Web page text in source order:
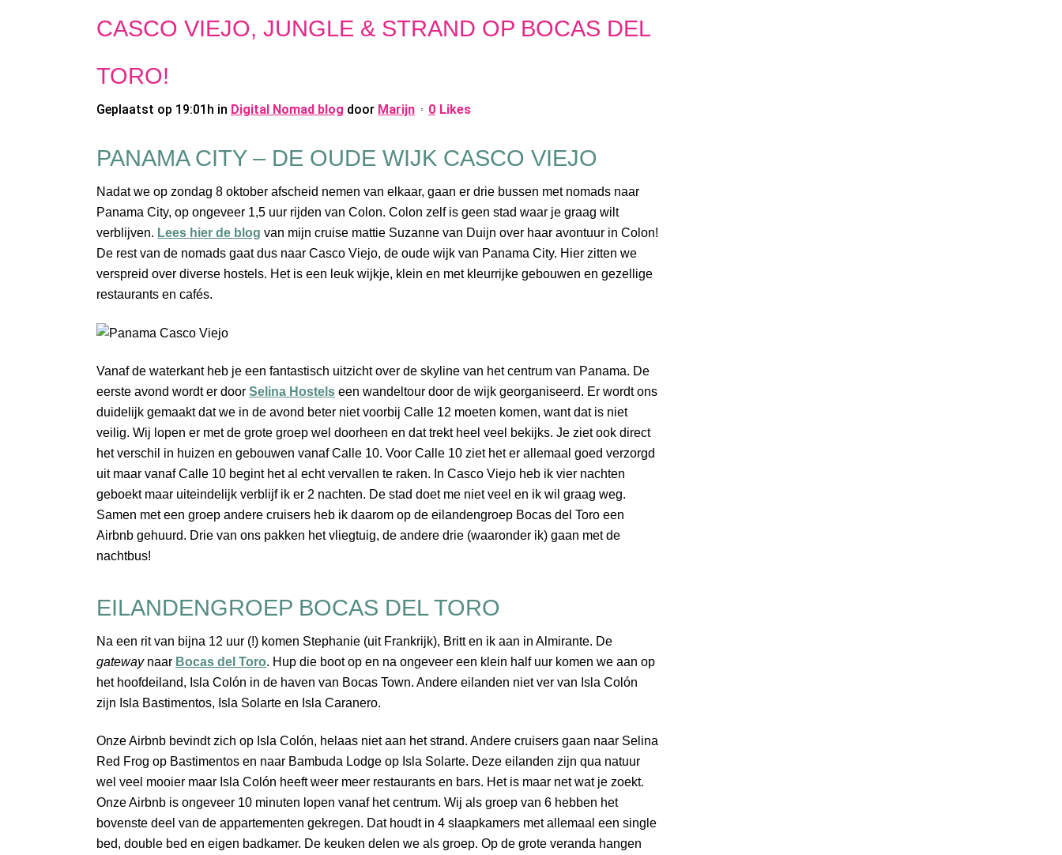
CASCO VIEJO, JUNGLE & STRAND OP BOCAS DEL
TORO!
Geplaatst op 19:01h in Digital Nomad blog door Marijn 0 Likes
PANAMA CITY – DE OUDE WIJK CASCO VIEJO
Nadat we op zondag 8 oktober afscheid nemen van elkaar, gaan er drie bussen met nomads naar
Panama City, op ongeveer 1,5 uur rijden van Colon. Colon zelf is geen stad waar je graag wilt
verblijven. Lees hier de blog van mijn cruise mattie Suzanne van Duijn over haar avontuur in Colon!
De rest van de nomads gaat dus naar Casco Viejo, de oude wijk van Panama City. Hier zitten we
verspreid over diverse hostels. Het is een leuk wijkje, klein en met kleurrijke gebouwen en gezellige
restaurants en cafés.
Vanaf de waterkant heb je een fantastisch uitzicht over de skyline van het centrum van Panama. De
eerste avond wordt er door Selina Hostels een wandeltour door de wijk georganiseerd. Er wordt ons
duidelijk gemaakt dat we in de avond beter niet voorbij Calle 12 moeten komen, want dat is niet
veilig. Wij lopen er met de grote groep wel doorheen en dat trekt heel veel bekijks. Je ziet ook direct
het verschil in huizen en gebouwen vanaf Calle 10. Voor Calle 10 ziet het er allemaal goed verzorgd
uit maar vanaf Calle 10 begint het al echt vervallen te raken. In Casco Viejo heb ik vier nachten
geboekt maar uiteindelijk verblijf ik er 2 nachten. De stad doet me niet veel en ik wil graag weg.
Samen met een groep andere cruisers heb ik daarom op de eilandengroep Bocas del Toro een
Airbnb gehuurd. Drie van ons pakken het vliegtuig, de andere drie (waaronder ik) gaan met de
nachtbus!
EILANDENGROEP BOCAS DEL TORO
Na een rit van bijna 12 uur (!) komen Stephanie (uit Frankrijk), Britt en ik aan in Almirante. De
gateway naar Bocas del Toro. Hup die boot op en na ongeveer een klein half uur komen we aan op
het hoofdeiland, Isla Colón in de haven van Bocas Town. Andere eilanden niet ver van Isla Colón
zijn Isla Bastimentos, Isla Solarte en Isla Caranero.
Onze Airbnb bevindt zich op Isla Colón, helaas niet aan het strand. Andere cruisers gaan naar Selina
Red Frog op Bastimentos en naar Bambuda Lodge op Isla Solarte. Deze eilanden zijn qua natuur
wel veel mooier maar Isla Colón heeft weer meer restaurants en bars. Het is maar net wat je zoekt.
Onze Airbnb is ongeveer 10 minuten lopen vanaf het centrum. Wij als groep van 6 hebben het
bovenste deel van de appartementen gekregen. Dat houdt in 4 slaapkamers met allemaal een single
bed, double bed en eigen badkamer. De keuken delen we als groep. Op de grote veranda hangen